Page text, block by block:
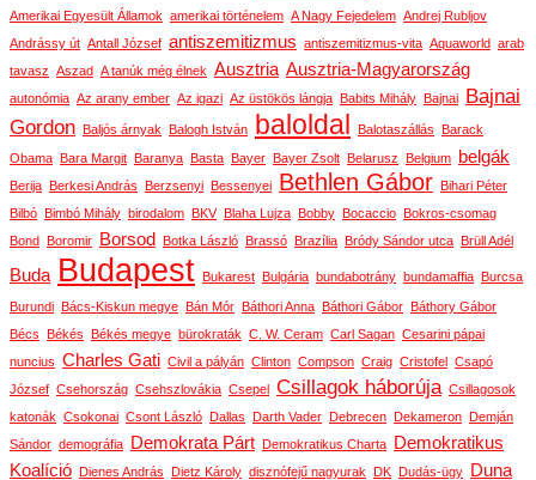
Amerikai Egyesült Államok amerikai történelem A Nagy Fejedelem Andrej Rubljov
Andrássy út Antall József antiszemitizmus antiszemitizmus-vita Aquaworld arab
tavasz Aszad A tanúk még élnek Ausztria Ausztria-Magyarország
autonómia Az arany ember Az igazi Az üstökös lángja Babits Mihály Bajnai Bajnai
Gordon
Baljós árnyak Balogh István baloldal Balotaszállás
Barack
Obama
Bara Margit Baranya Basta Bayer Bayer Zsolt Belarusz Belgium belgák
Berija Berkesi András Berzsenyi Bessenyei Bethlen Gábor
Bihari Péter
Bilbó
Bimbó Mihály birodalom BKV Blaha Lujza Bobby Bocaccio
Bokros-csomag
Bond
Boromir Borsod Botka László Brassó Brazília Bródy Sándor utca Brüll Adél
Buda Budapest Bukarest Bulgária bundabotrány bundamaffia Burcsa
Burundi Bács-Kiskun megye Bán Mór Báthori Anna Báthori Gábor
Báthory Gábor
Bécs
Békés Békés megye bürokraták C. W. Ceram Carl Sagan Cesarini pápai
nuncius Charles Gati Civil a pályán Clinton Compson Craig Cristofel
Csapó
József Csehország Csehszlovákia Csepel Csillagok háborúja Csillagosok
katonák Csokonai Csont László Dallas Darth Vader Debrecen Dekameron
Demján
Sándor demográfia Demokrata Párt Demokratikus Charta
Demokratikus
Koalíció
Dienes András Dietz Károly disznófejű nagyurak DK Dudás-ügy Duna